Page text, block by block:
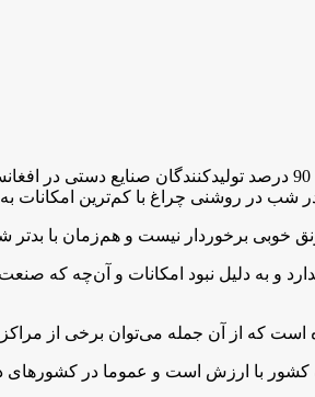
صنایع دستی، صنایعی اند که با ابزار ساده و یا هم با دست ساخته
شب در روشنی چراغ با کم‌ترین امکانات
خوبی برخوردار نیست و هم‌زمان با
و به دلیل نبود امکانات و آن‌چه که
که از آن جمله می‌توان برخی از مراکز
با ارزش است و عموما در کشورهای